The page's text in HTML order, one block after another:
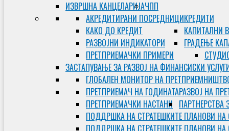
ИЗВРШНА КАНЦЕЛАРИЈАЧПП
КРЕДИТИ
АКРЕДИТИРАНИ ПОСРЕДНИЦИ
КАКО ДО КРЕДИТ
РАЗВОЈНИ ИНДИКАТОРИ
ПРЕТПРИЕМАЧКИ ПРИМЕРИ
КАПИТАЛНИ
ГРАДЕЊЕ
ЗАСТАПУВАЊЕ ЗА РАЗВОЈ НА ФИНАНСИСКИ
ГЛОБАЛЕН МОНИТОР НА
РАЗВОЈ НА
ПРЕТПРИЕМАЧ НА ГОДИНАТА
ПРЕТПРИЕМАЧКИ НАСТАНИ ПАРТНЕРСТВА
ПОДДРШКА НА СТРАТЕШКИТЕ ПЛАНОВИ НА
ПОДДРШКА НА СТРАТЕШКИТЕ ПЛАНОВИ НА